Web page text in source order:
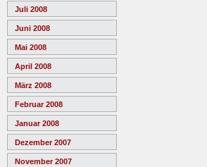
Juli 2008
Juni 2008
Mai 2008
April 2008
März 2008
Februar 2008
Januar 2008
Dezember 2007
November 2007